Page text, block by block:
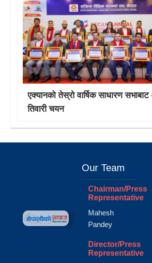
एक्यानको तेस्रो वार्षिक साधारण सभाबाट
तिवारी चयन
Our Team
Chairman/Press
Representative
Mahesh
Pandey
Director/Press
Representative